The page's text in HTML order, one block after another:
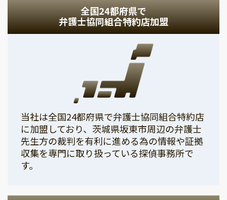
全国24都府県で
弁護士協同組合特約店加盟
当社は全国24都府県で弁護士協同組合特約店
に加盟しており、茨城県坂東市周辺の弁護士
先生方の裁判を有利に進める為の情報や証拠
収集を専門に取り扱っている探偵事務所で
す。